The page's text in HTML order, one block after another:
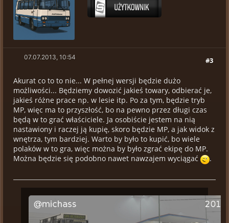
#3
07.07.2013, 10:54
Akurat co to to nie... W pełnej wersji będzie dużo
możliwości... Będziemy dowozić jakieś towary, odbierać je,
jakieś różne prace np. w lesie itp. Po za tym, będzie tryb
MP, więc ma to przyszłość, bo na pewno przez długi czas
będą w to grać właściciele. Ja osobiście jestem na nią
nastawiony i raczej ją kupię, skoro będzie MP, a jak widok z
wnętrza, tym bardziej. Warto by było to kupić, bo wiele
polaków w to gra, więc można by było zgrać ekipę do MP.
Można będzie się podobno nawet nawzajem wyciągać
.